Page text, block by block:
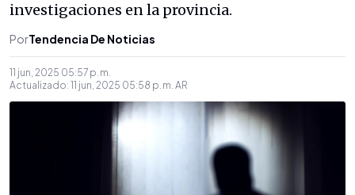
investigaciones en la provincia.
PorTendencia De Noticias
11 jun, 2025 05:57 p. m.
Actualizado: 11 jun, 2025 05:58 p. m. AR